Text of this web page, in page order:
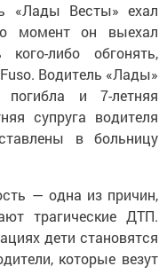
«Лады Весты» ехал
момент он выехал
либо обгонять,
Водитель «Лады»
и 7-летняя
супруга водителя
в больницу
— одна из причин,
трагические ДТП.
дети становятся
которые везут